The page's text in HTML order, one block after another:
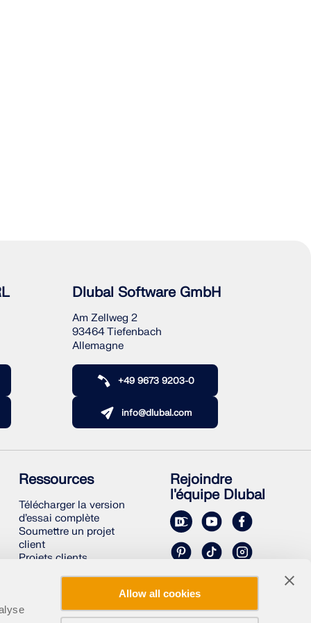
Allow all cookies
Dlubal Software GmbH
Am Zellweg 2
93464 Tiefenbach
Allemagne
+49 9673 9203-0
info@dlubal.com
Ressources
Télécharger la version
d’essai complète
Soumettre un projet
client
Projets clients
Rejoindre
l'équipe Dlubal